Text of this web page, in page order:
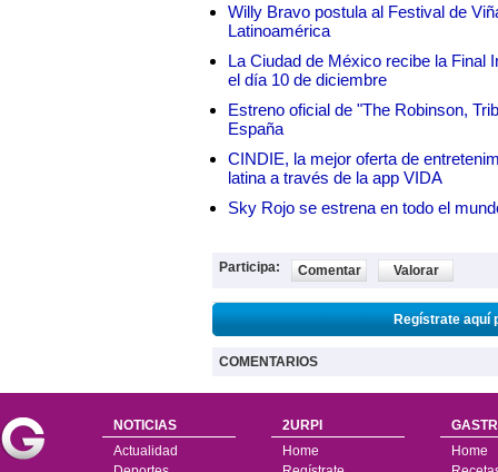
Willy Bravo postula al Festival de
Latinoamérica
La Ciudad de México recibe la Final
el día 10 de diciembre
Estreno oficial de "The Robinson,
España
CINDIE, la mejor oferta de
latina a través de la app VIDA
Sky Rojo se estrena en todo el
Participa: Comentar Valorar
Regístrate aquí
COMENTARIOS
NOTICIAS
Actualidad
2URPI
Home
Home